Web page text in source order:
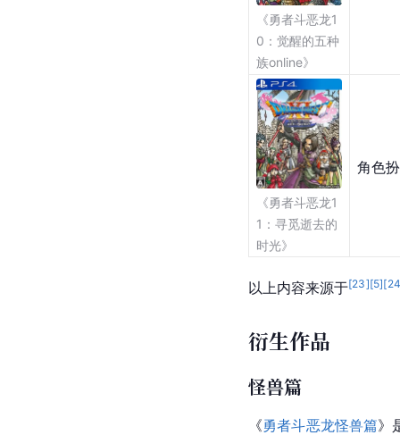
《勇者斗恶龙1
0：觉醒的五种
族online》
《勇者斗恶龙1
1：寻觅逝去的
时光》
角色
以上内容来源于[23][5][
衍生作品
怪兽篇
《勇者斗恶龙怪兽篇》